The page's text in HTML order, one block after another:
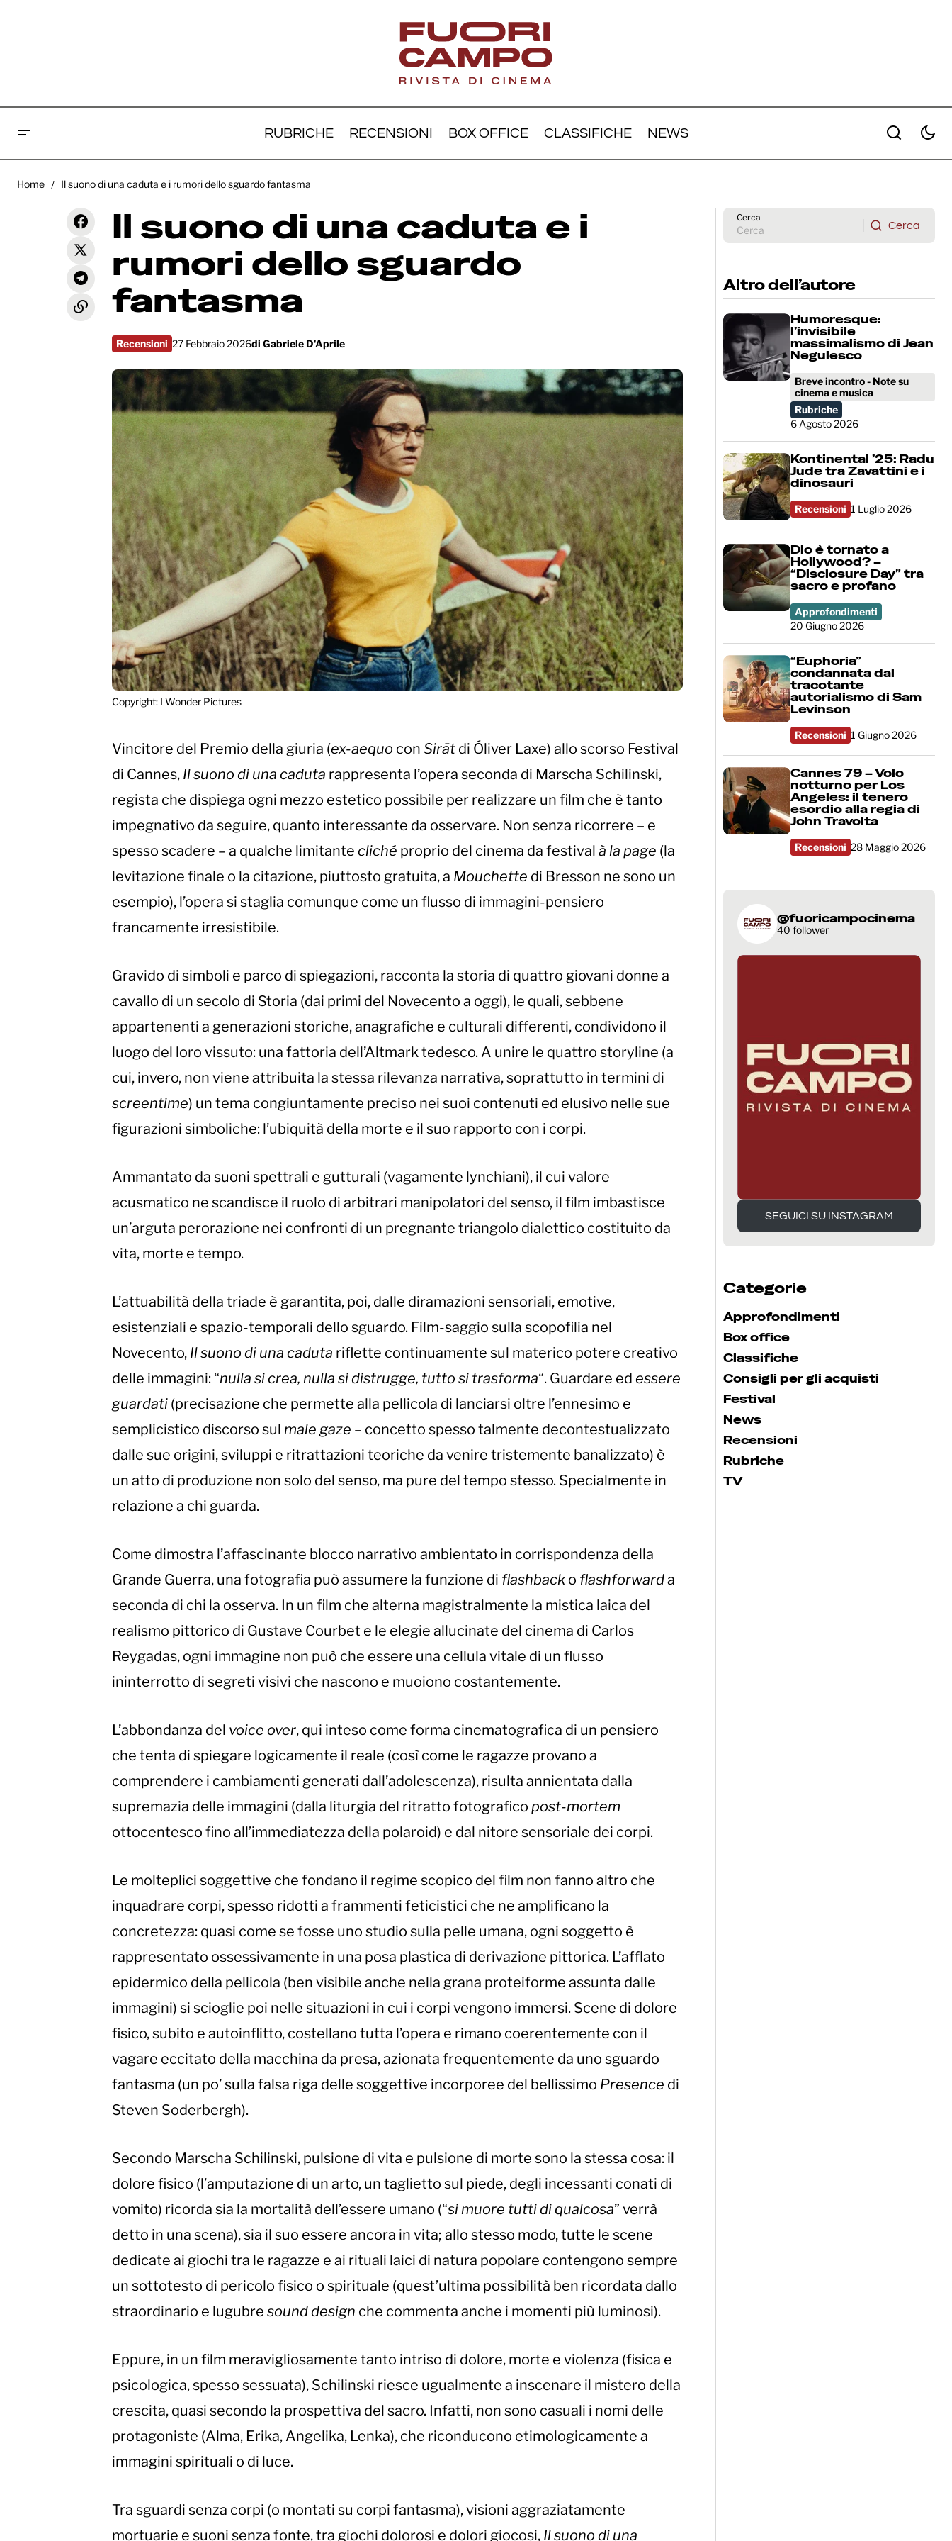
RUBRICHE RECENSIONI BOX OFFICE CLASSIFICHE NEWS
- La tenerezza" è il miglior film della
Recensioni Il suono di una caduta e i rumori
Home Il suono di una caduta e i rumori dello sguardo fantasma
Il suono di una caduta e i
rumori dello sguardo
fantasma
Recensioni 27 Febbraio 2026di Gabriele D'Aprile
Copyright: I Wonder Pictures
Vincitore del Premio della giuria (ex-aequo con Sirāt di Óliver Laxe) allo scorso Festival
di Cannes, Il suono di una caduta rappresenta l’opera seconda di Marscha Schilinski,
regista che dispiega ogni mezzo estetico possibile per realizzare un film che è tanto
impegnativo da seguire, quanto interessante da osservare. Non senza ricorrere – e
spesso scadere – a qualche limitante cliché proprio del cinema da festival à la page (la
levitazione finale o la citazione, piuttosto gratuita, a Mouchette di Bresson ne sono un
esempio), l’opera si staglia comunque come un flusso di immagini-pensiero
francamente irresistibile.
Gravido di simboli e parco di spiegazioni, racconta la storia di quattro giovani donne a
cavallo di un secolo di Storia (dai primi del Novecento a oggi), le quali, sebbene
appartenenti a generazioni storiche, anagrafiche e culturali differenti, condividono il
luogo del loro vissuto: una fattoria dell’Altmark tedesco. A unire le quattro storyline (a
cui, invero, non viene attribuita la stessa rilevanza narrativa, soprattutto in termini di
screentime) un tema congiuntamente preciso nei suoi contenuti ed elusivo nelle sue
figurazioni simboliche: l’ubiquità della morte e il suo rapporto con i corpi.
Ammantato da suoni spettrali e gutturali (vagamente lynchiani), il cui valore
acusmatico ne scandisce il ruolo di arbitrari manipolatori del senso, il film imbastisce
un’arguta perorazione nei confronti di un pregnante triangolo dialettico costituito da
vita, morte e tempo.
L’attuabilità della triade è garantita, poi, dalle diramazioni sensoriali, emotive,
esistenziali e spazio-temporali dello sguardo. Film-saggio sulla scopofilia nel
Novecento, Il suono di una caduta riflette continuamente sul materico potere creativo
delle immagini: “nulla si crea, nulla si distrugge, tutto si trasforma“. Guardare ed essere
guardati (precisazione che permette alla pellicola di lanciarsi oltre l’ennesimo e
semplicistico discorso sul male gaze – concetto spesso talmente decontestualizzato
dalle sue origini, sviluppi e ritrattazioni teoriche da venire tristemente banalizzato) è
un atto di produzione non solo del senso, ma pure del tempo stesso. Specialmente in
relazione a chi guarda.
Come dimostra l’affascinante blocco narrativo ambientato in corrispondenza della
Grande Guerra, una fotografia può assumere la funzione di flashback o flashforwarda
seconda di chi la osserva. In un film che alterna magistralmente la mistica laica del
realismo pittorico di Gustave Courbet e le elegie allucinate del cinema di Carlos
Reygadas, ogni immagine non può che essere una cellula vitale di un flusso
ininterrotto di segreti visivi che nascono e muoiono costantemente.
L’abbondanza del voice over, qui inteso come forma cinematografica di un pensiero
che tenta di spiegare logicamente il reale (così come le ragazze provano a
comprendere i cambiamenti generati dall’adolescenza), risulta annientata dalla
supremazia delle immagini (dalla liturgia del ritratto fotografico post-mortem
ottocentesco fino all’immediatezza della polaroid) e dal nitore sensoriale dei corpi.
Le molteplici soggettive che fondano il regime scopico del film non fanno altro che
inquadrare corpi, spesso ridotti a frammenti feticistici che ne amplificano la
concretezza: quasi come se fosse uno studio sulla pelle umana, ogni soggetto è
rappresentato ossessivamente in una posa plastica di derivazione pittorica. L’afflato
epidermico della pellicola (ben visibile anche nella grana proteiforme assunta dalle
immagini) si scioglie poi nelle situazioni in cui i corpi vengono immersi. Scene di dolore
fisico, subito e autoinflitto, costellano tutta l’opera e rimano coerentemente con il
vagare eccitato della macchina da presa, azionata frequentemente da uno sguardo
fantasma (un po’ sulla falsa riga delle soggettive incorporee del bellissimo Presence di
Steven Soderbergh).
Secondo Marscha Schilinski, pulsione di vita e pulsione di morte sono la stessa cosa: il
dolore fisico (l’amputazione di un arto, un taglietto sul piede, degli incessanti conati di
vomito) ricorda sia la mortalità dell’essere umano (“si muore tutti di qualcosa” verrà
detto in una scena), sia il suo essere ancora in vita; allo stesso modo, tutte le scene
dedicate ai giochi tra le ragazze e ai rituali laici di natura popolare contengono sempre
un sottotesto di pericolo fisico o spirituale (quest’ultima possibilità ben ricordata dallo
straordinario e lugubre sound design che commenta anche i momenti più luminosi).
Eppure, in un film meravigliosamente tanto intriso di dolore, morte e violenza (fisica e
psicologica, spesso sessuata), Schilinski riesce ugualmente a inscenare il mistero della
crescita, quasi secondo la prospettiva del sacro. Infatti, non sono casuali i nomi delle
protagoniste (Alma, Erika, Angelika, Lenka), che riconducono etimologicamente a
immagini spirituali o di luce.
Tra sguardi senza corpi (o montati su corpi fantasma), visioni aggraziatamente
mortuarie e suoni senza fonte, tra giochi dolorosi e dolori giocosi, Il suono di una
Cerca
Cerca
Altro dell’autore
Humoresque:
l’invisibile
massimalismo di Jean
Negulesco
Breve incontro - Note su
cinema e musica
Rubriche
6 Agosto 2026
Kontinental ’25: Radu
Jude tra Zavattini e i
dinosauri
Recensioni 1 Luglio 2026
Dio è tornato a
Hollywood? –
“Disclosure Day” tra
sacro e profano
Approfondimenti
20 Giugno 2026
“Euphoria”
condannata dal
tracotante
autorialismo di Sam
Levinson
Recensioni 1 Giugno 2026
Cannes 79 – Volo
notturno per Los
Angeles: il tenero
esordio alla regia di
John Travolta
Recensioni 28 Maggio 2026
@fuoricampocinema
40 follower
SEGUICI SU INSTAGRAM
SEGUICI SU INSTAGRAM
Categorie
Approfondimenti
Box office
Classifiche
Consigli per gli acquisti
Festival
News
Recensioni
Rubriche
TV